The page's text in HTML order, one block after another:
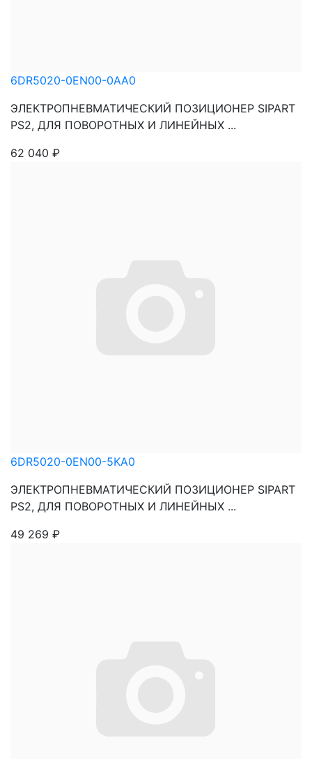
6DR5020-0EN00-0AA0
ЭЛЕКТРОПНЕВМАТИЧЕСКИЙ ПОЗИЦИОНЕР SIPART
PS2, ДЛЯ ПОВОРОТНЫХ И ЛИНЕЙНЫХ ...
62 040 ₽
6DR5020-0EN00-5KA0
ЭЛЕКТРОПНЕВМАТИЧЕСКИЙ ПОЗИЦИОНЕР SIPART
PS2, ДЛЯ ПОВОРОТНЫХ И ЛИНЕЙНЫХ ...
49 269 ₽